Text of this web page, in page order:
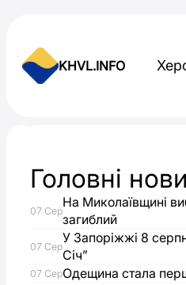
KHVL.INFO
готують
до
Головні
07 Сер
На Миколаївщині
загиблий
07 Сер
У Запоріжжі 8
Січ”
07 СерОдещина стала